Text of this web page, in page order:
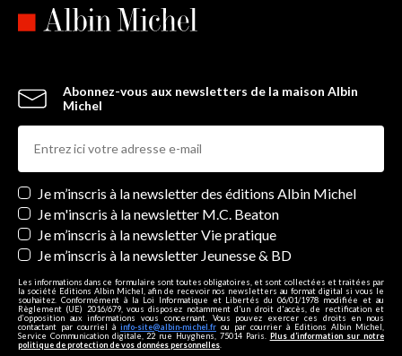
Abonnez-vous aux newsletters de la maison Albin
Michel
Newsletters
Je m’inscris à la newsletter des éditions Albin Michel
Je m'inscris à la newsletter M.C. Beaton
Je m’inscris à la newsletter Vie pratique
Je m’inscris à la newsletter Jeunesse & BD
Les informations dans ce formulaire sont toutes obligatoires, et sont collectées et traitées par
la société Editions Albin Michel, afin de recevoir nos newsletters au format digital si vous le
souhaitez. Conformément à la Loi Informatique et Libertés du 06/01/1978 modifiée et au
Règlement (UE) 2016/679, vous disposez notamment d'un droit d'accès, de rectification et
d’opposition aux informations vous concernant. Vous pouvez exercer ces droits en nous
contactant par courriel à info-site@albin-michel.fr ou par courrier à Editions Albin Michel,
Service Communication digitale, 22 rue Huyghens, 75014 Paris. Plus d’information sur notre
politique de protection de vos données personnelles